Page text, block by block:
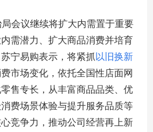
会议继续将扩大内需置于重要
需潜力、扩大商品消费并培育
宁易购表示，将紧抓以旧换新
市场变化，依托全国性店面网
售专长，从丰富商品品类、优
费场景体验与提升服务品质等
竞争力，推动公司经营再上新